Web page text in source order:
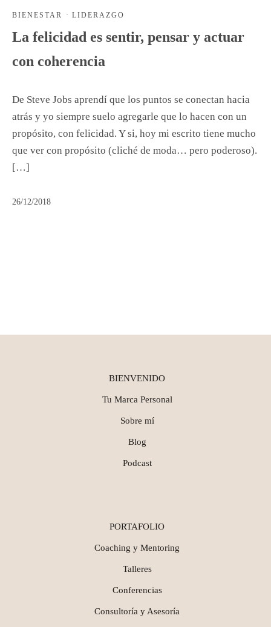
BIENESTAR · LIDERAZGO
La felicidad es sentir, pensar y actuar
con coherencia
De Steve Jobs aprendí que los puntos se conectan hacia
atrás y yo siempre suelo agregarle que lo hacen con un
propósito, con felicidad. Y si, hoy mi escrito tiene mucho
que ver con propósito (cliché de moda… pero poderoso).
[…]
26/12/2018
BIENVENIDO
Tu Marca Personal
Sobre mí
Blog
Podcast
PORTAFOLIO
Coaching y Mentoring
Talleres
Conferencias
Consultoría y Asesoría